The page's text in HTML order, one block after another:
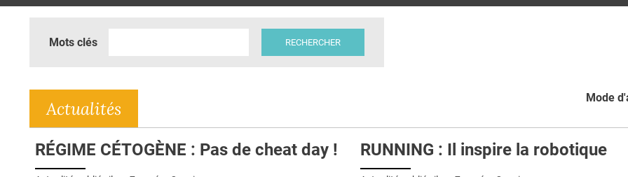
Mots clés
Mode
Actualités
RÉGIME CÉTOGÈNE : Pas de cheat day ! RUNNING : Il inspire la robotique